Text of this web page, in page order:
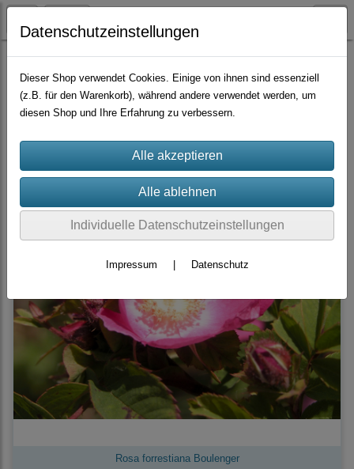
Container-Rosen Wildrosen
Sortierung wählen
Rosa forrestiana Boulenger
Datenschutzeinstellungen
Dieser Shop verwendet Cookies. Einige von ihnen sind essenziell
(z.B. für den Warenkorb), während andere verwendet werden, um
diesen Shop und Ihre Erfahrung zu verbessern.
Individuelle Datenschutzeinstellungen
Impressum Datenschutz